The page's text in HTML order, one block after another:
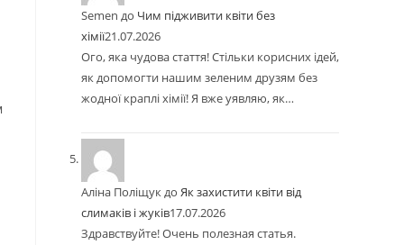
Semen до Чим підживити квіти без
хімії21.07.2026
Ого, яка чудова стаття! Стільки корисних ідей,
як допомогти нашим зеленим друзям без
жодної краплі хімії! Я вже уявляю, як…
Аліна Поліщукдо Як захистити квіти від
слимаків і жуків17.07.2026
Здравствуйте! Очень полезная статья.